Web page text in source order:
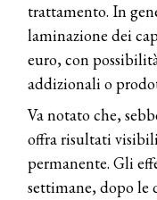
trattamento. In
laminazione dei
euro, con
addizionali o
Va notato che,
offra risultati
permanente. Gli
settimane, dopo le